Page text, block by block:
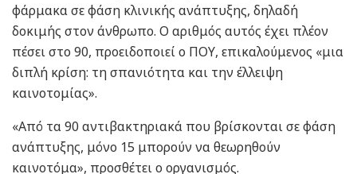
φάρμακα σε φάση κλινικής ανάπτυξης, δηλαδή
δοκιμής στον άνθρωπο. Ο αριθμός αυτός έχει πλέον
πέσει στο 90, προειδοποιεί ο ΠΟΥ, επικαλούμενος «μια
διπλή κρίση: τη σπανιότητα και την έλλειψη
καινοτομίας».
«Από τα 90 αντιβακτηριακά που βρίσκονται σε φάση
ανάπτυξης, μόνο 15 μπορούν να θεωρηθούν
καινοτόμα», προσθέτει ο οργανισμός.